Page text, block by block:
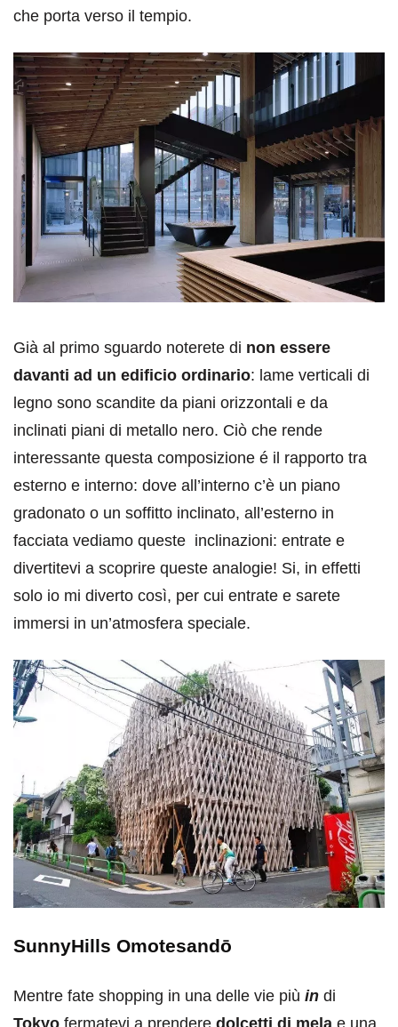
che porta verso il tempio.
Già al primo sguardo noterete di non essere
davanti ad un edificio ordinario: lame verticali di
legno sono scandite da piani orizzontali e da
inclinati piani di metallo nero. Ciò che rende
interessante questa composizione é il rapporto tra
esterno e interno: dove all’interno c’è un piano
gradonato o un soffitto inclinato, all’esterno in
facciata vediamo queste inclinazioni: entrate e
divertitevi a scoprire queste analogie! Si, in effetti
solo io mi diverto così, per cui entrate e sarete
immersi in un’atmosfera speciale.
SunnyHills Omotesandō
Mentre fate shopping in una delle vie più in di
Tokyo fermatevi a prendere dolcetti di mela e una